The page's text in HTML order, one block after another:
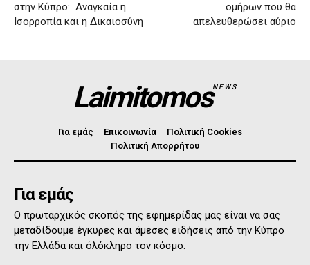
στην Κύπρο: Αναγκαία η
Ισορροπία και η Δικαιοσύνη
ομήρων που θα
απελευθερώσει αύριο
LaimitomosNEWS
Για εμάς Επικοινωνία
Πολιτική Cookies
Πολιτική Απορρήτου
Για εμάς
Ο πρωταρχικός σκοπός της εφημερίδας μας είναι να σας
μεταδίδουμε έγκυρες και άμεσες ειδήσεις από την Κύπρο
την Ελλάδα και όλόκληρο τον κόσμο.